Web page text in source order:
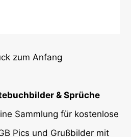
zum Anfang
& Sprüche
Sammlung für kostenlose
Pics und Grußbilder mit